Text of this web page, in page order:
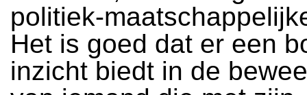
politiek-
Het is goed dat er een
inzicht biedt in de